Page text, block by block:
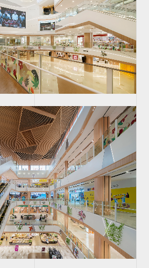
联系我们
CN JP